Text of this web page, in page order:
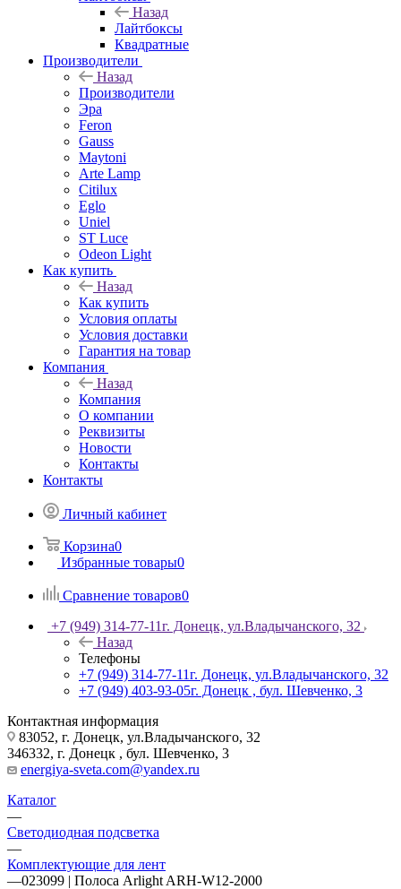
Назад
Лайтбоксы
Квадратные
Производители
Назад
Производители
Эра
Feron
Gauss
Maytoni
Arte Lamp
Citilux
Eglo
Uniel
ST Luce
Odeon Light
Как купить
Назад
Как купить
Условия оплаты
Условия доставки
Гарантия на товар
Компания
Назад
Компания
О компании
Реквизиты
Новости
Контакты
Контакты
Личный кабинет
Корзина0
Избранные товары0
Сравнение товаров0
+7 (949) 314-77-11г. Донецк, ул.Владычанского, 32
Назад
Телефоны
+7 (949) 314-77-11г. Донецк, ул.Владычанского, 32
+7 (949) 403-93-05г. Донецк , бул. Шевченко, 3
Контактная информация
83052, г. Донецк, ул.Владычанского, 32
346332, г. Донецк , бул. Шевченко, 3
energiya-sveta.com@yandex.ru
Каталог
—
Светодиодная подсветка
—
Комплектующие для лент
—023099 | Полоса Arlight ARH-W12-2000